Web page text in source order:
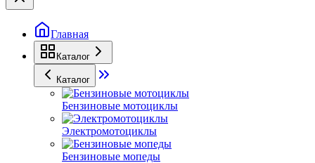
Главная
Каталог
Каталог
Бензиновые мотоциклы
Электромотоциклы
Бензиновые мопеды